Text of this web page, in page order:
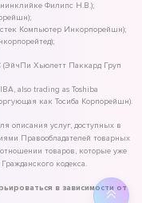
Филипс Н.В.);
Компьютер Инкорпорейшн);
(ЭйчПи Хьюлетт Паккард Груп
also trading as Toshiba
как Тосиба Корпорейшн).
описания услуг, доступных в
Правообладателей товарных
товаров, которые уже
кодекса.
в зависимости от